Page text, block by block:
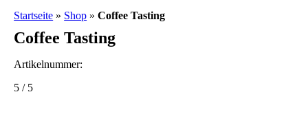
Startseite » Shop »Coffee Tasting
Coffee Tasting
Artikelnummer:
5 / 5